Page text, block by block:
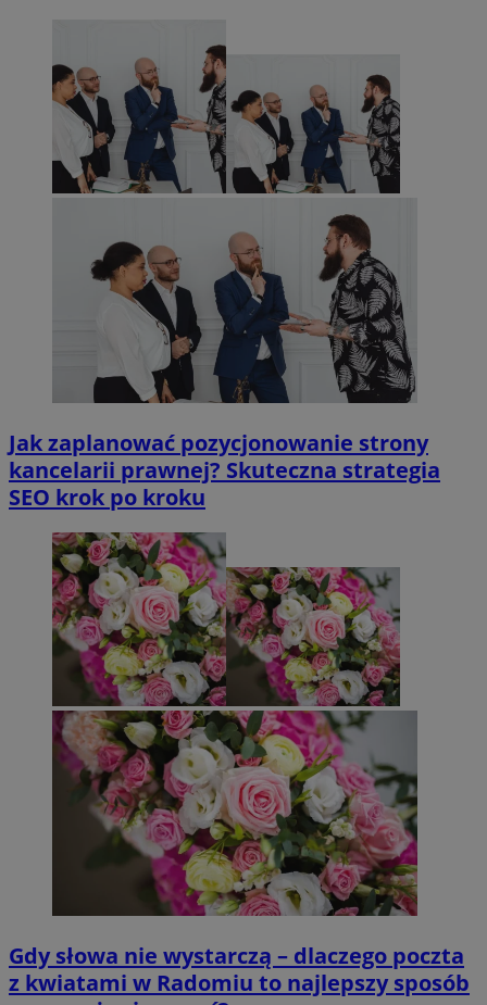
Jak zaplanować pozycjonowanie strony
kancelarii prawnej? Skuteczna strategia
SEO krok po kroku
Gdy słowa nie wystarczą – dlaczego poczta
z kwiatami w Radomiu to najlepszy sposób